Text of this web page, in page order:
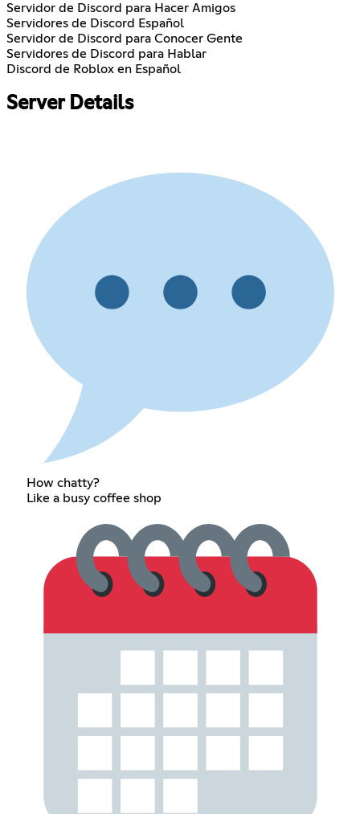
Servidor de Discord para Hacer Amigos
Servidores de Discord Español
Servidor de Discord para Conocer Gente
Servidores de Discord para Hablar
Discord de Roblox en Español
Server Details
How chatty?
Like a busy coffee shop